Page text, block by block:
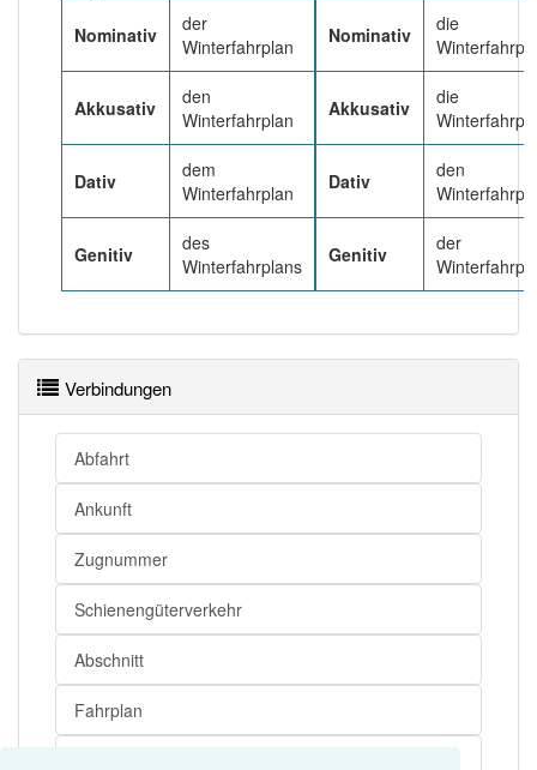
Nominativ
der
Winterfahrplan
Akkusativ
den
Winterfahrplan
Dativ
dem
Winterfahrplan
Genitiv
des
Winterfahrplans
Nominativ
die
Akkusativ
die
Dativ
den
Genitiv
der
Verbindungen
Abfahrt
Ankunft
Zugnummer
Schienengüterverkehr
Abschnitt
Fahrplan